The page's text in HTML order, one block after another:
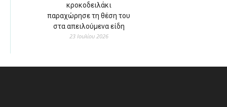
κροκοδειλάκι
παραχώρησε τη θέση του
στα απειλούμενα είδη
23 Ιουλίου 2026